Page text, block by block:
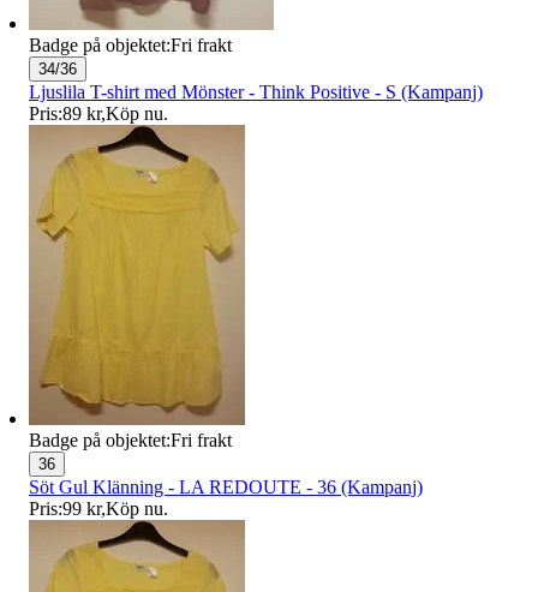
Badge på objektet:Fri frakt
34/36
Ljuslila T-shirt med Mönster - Think Positive - S (Kampanj)
Pris:89 kr,Köp nu.
Badge på objektet:Fri frakt
36
Söt Gul Klänning - LA REDOUTE - 36 (Kampanj)
Pris:99 kr,Köp nu.